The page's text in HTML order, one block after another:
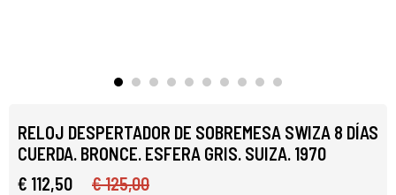
RELOJ DESPERTADOR DE SOBREMESA SWIZA 8 DÍAS
CUERDA. BRONCE. ESFERA GRIS. SUIZA. 1970
€ 112,50
€ 125,00